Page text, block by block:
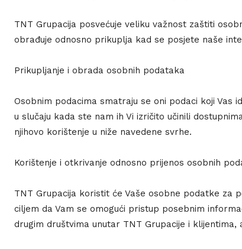
TNT Grupacija posvećuje veliku važnost zaštiti
obrađuje odnosno prikuplja kad se posjete naše
Prikupljanje i obrada osobnih podataka
Osobnim podacima smatraju se oni podaci koji
u slučaju kada ste nam ih Vi izričito učinili
njihovo korištenje u niže navedene svrhe.
Korištenje i otkrivanje odnosno prijenos osobnih
TNT Grupacija koristit će Vaše osobne podatke za
ciljem da Vam se omogući pristup posebnim
drugim društvima unutar TNT Grupacije i